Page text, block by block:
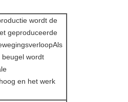
wordt de
geproduceerde
wordt
en het werk